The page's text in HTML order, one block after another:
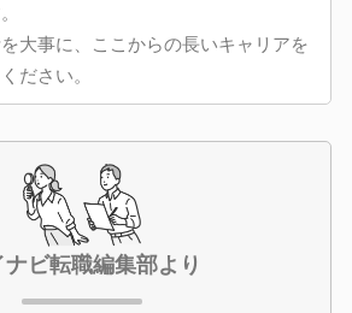
大事に、ここからの長いキャリアを
ださい。
ナビ転職編集部より